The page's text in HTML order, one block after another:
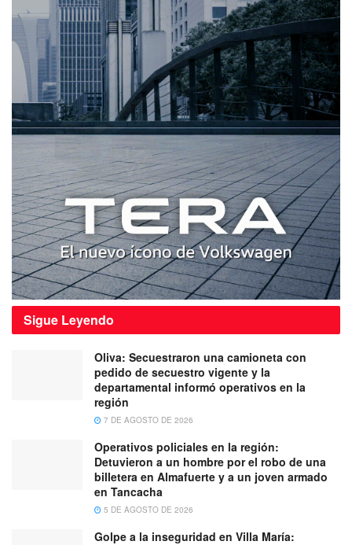
Sigue Leyendo
Oliva: Secuestraron una camioneta con
pedido de secuestro vigente y la
departamental informó operativos en la
región
7 DE AGOSTO DE 2026
Operativos policiales en la región:
Detuvieron a un hombre por el robo de una
billetera en Almafuerte y a un joven armado
en Tancacha
5 DE AGOSTO DE 2026
Golpe a la inseguridad en Villa María: